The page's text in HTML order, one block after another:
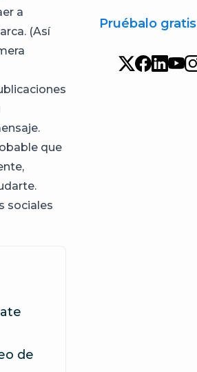
a
(Así
que
sociales
de
Pruébalo gratis